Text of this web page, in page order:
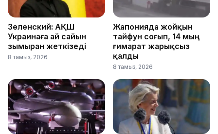
Зеленский: АҚШ
Украинаға ай сайын
зымыран жеткізеді
8 тамыз, 2026
Жапонияда жойқын
тайфун соғып, 14 мың
ғимарат жарықсыз
қалды
8 тамыз, 2026